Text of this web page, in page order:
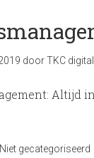
doorTKC digital
Altijd
gecategoriseerd